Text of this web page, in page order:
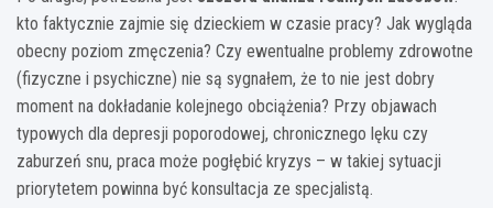
kto faktycznie zajmie się dzieckiem w czasie pracy? Jak wygląda
obecny poziom zmęczenia? Czy ewentualne problemy zdrowotne
(fizyczne i psychiczne) nie są sygnałem, że to nie jest dobry
moment na dokładanie kolejnego obciążenia? Przy objawach
typowych dla depresji poporodowej, chronicznego lęku czy
zaburzeń snu, praca może pogłębić kryzys – w takiej sytuacji
priorytetem powinna być konsultacja ze specjalistą.